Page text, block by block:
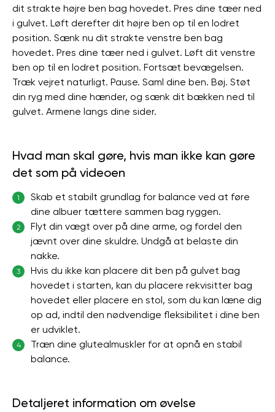
dit strakte højre ben bag hovedet. Pres dine tæer ned
i gulvet. Løft derefter dit højre ben op til en lodret
position. Sænk nu dit strakte venstre ben bag
hovedet. Pres dine tæer ned i gulvet. Løft dit venstre
ben op til en lodret position. Fortsæt bevægelsen.
Træk vejret naturligt. Pause. Saml dine ben. Bøj. Støt
din ryg med dine hænder, og sænk dit bækken ned til
gulvet. Armene langs dine sider.
Hvad man skal gøre, hvis man ikke kan gøre
det som på videoen
1
Skab et stabilt grundlag for balance ved at føre
dine albuer tættere sammen bag ryggen.
2
Flyt din vægt over på dine arme, og fordel den
jævnt over dine skuldre. Undgå at belaste din
nakke.
3
Hvis du ikke kan placere dit ben på gulvet bag
hovedet i starten, kan du placere rekvisitter bag
hovedet eller placere en stol, som du kan læne dig
op ad, indtil den nødvendige fleksibilitet i dine ben
er udviklet.
4
Træn dine glutealmuskler for at opnå en stabil
balance.
Detaljeret information om øvelse